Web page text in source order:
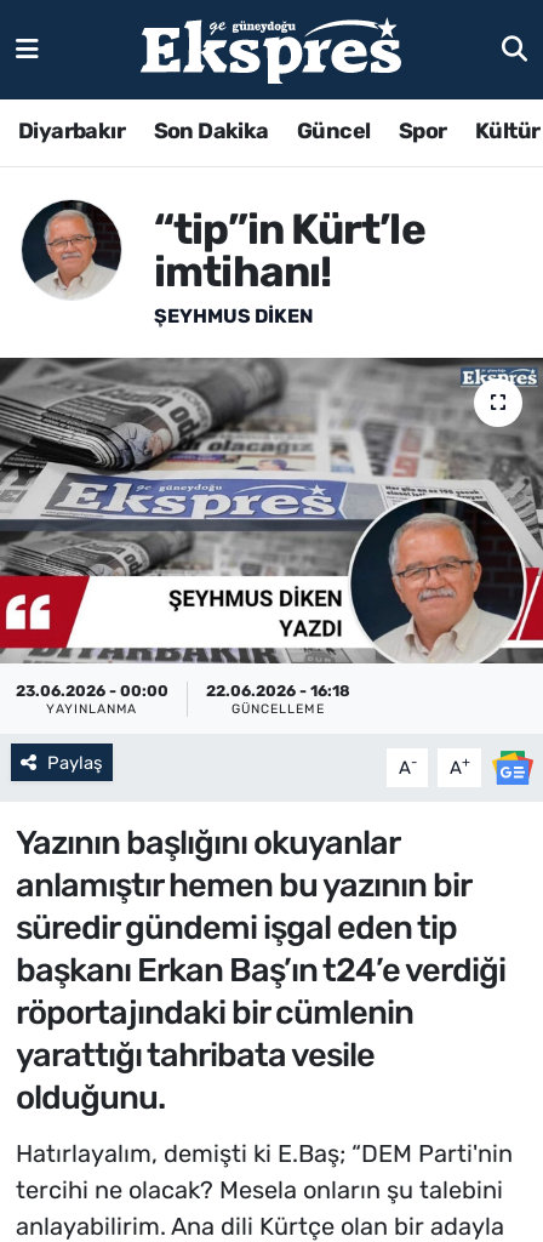
Diyarbakır Son Dakika Güncel Spor
“tip”in Kürt’le
imtihanı!
ŞEYHMUS DİKEN
23.06.2026 - 00:00
YAYINLANMA
22.06.2026 - 16:18
GÜNCELLEME
Paylaş A- A+
Yazının başlığını okuyanlar
anlamıştır hemen bu yazının bir
süredir gündemi işgal eden tip
başkanı Erkan Baş’ın t24’e verdiği
röportajındaki bir cümlenin
yarattığı tahribata vesile
olduğunu.
Hatırlayalım, demişti ki E.Baş; “DEM Parti'nin
tercihi ne olacak? Mesela onların şu talebini
anlayabilirim. Ana dili Kürtçe olan bir adayla